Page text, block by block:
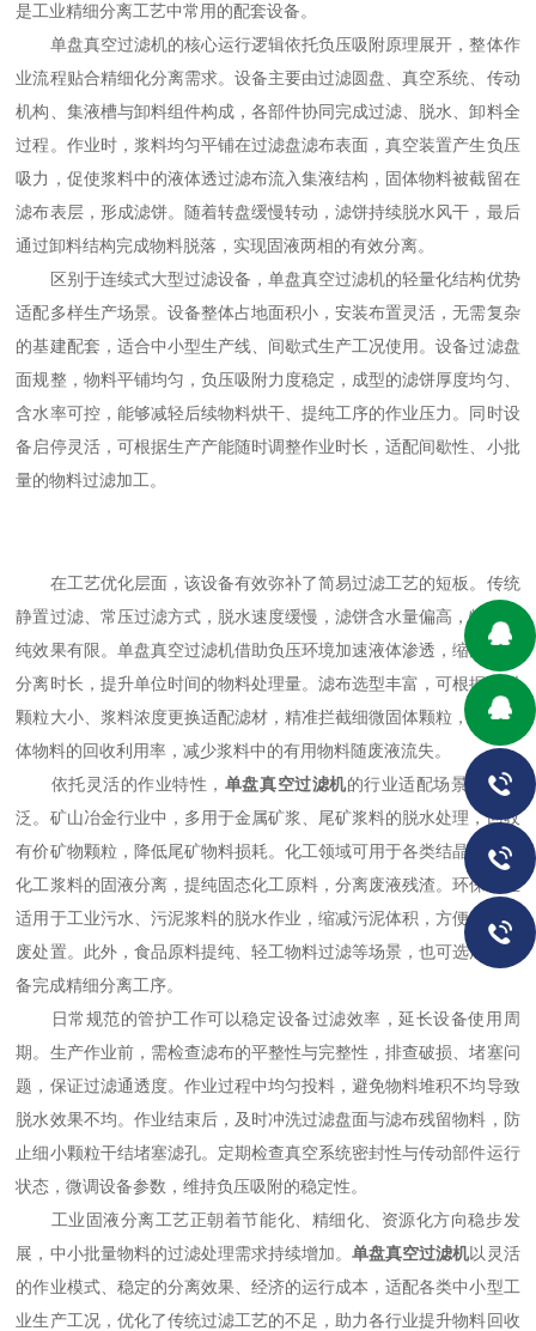
是工业精细分离工艺中常用的配套设备。
单盘真空过滤机的核心运行逻辑依托负压吸附原理展开，整体作
业流程贴合精细化分离需求。设备主要由过滤圆盘、真空系统、传动
机构、集液槽与卸料组件构成，各部件协同完成过滤、脱水、卸料全
过程。作业时，浆料均匀平铺在过滤盘滤布表面，真空装置产生负压
吸力，促使浆料中的液体透过滤布流入集液结构，固体物料被截留在
滤布表层，形成滤饼。随着转盘缓慢转动，滤饼持续脱水风干，最后
通过卸料结构完成物料脱落，实现固液两相的有效分离。
区别于连续式大型过滤设备，单盘真空过滤机的轻量化结构优势
适配多样生产场景。设备整体占地面积小，安装布置灵活，无需复杂
的基建配套，适合中小型生产线、间歇式生产工况使用。设备过滤盘
面规整，物料平铺均匀，负压吸附力度稳定，成型的滤饼厚度均匀、
含水率可控，能够减轻后续物料烘干、提纯工序的作业压力。同时设
备启停灵活，可根据生产产能随时调整作业时长，适配间歇性、小批
量的物料过滤加工。
在工艺优化层面，该设备有效弥补了简易过滤工艺的短板。传统
静置过滤、常压过滤方式，脱水速度缓慢，滤饼含水量偏高，物料提
纯效果有限。单盘真空过滤机借助负压环境加速液体渗透，缩短固液
分离时长，提升单位时间的物料处理量。滤布选型丰富，可根据物料
颗粒大小、浆料浓度更换适配滤材，精准拦截细微固体颗粒，提升固
体物料的回收利用率，减少浆料中的有用物料随废液流失。
依托灵活的作业特性， 单盘真空过滤机的行业适配场景十分广
泛。矿山冶金行业中，多用于金属矿浆、尾矿浆料的脱水处理，回收
有价矿物颗粒，降低尾矿物料损耗。化工领域可用于各类结晶物料、
化工浆料的固液分离，提纯固态化工原料，分离废液残渣。环保行业
适用于工业污水、污泥浆料的脱水作业，缩减污泥体积，方便后续固
废处置。此外，食品原料提纯、轻工物料过滤等场景，也可选用该设
备完成精细分离工序。
日常规范的管护工作可以稳定设备过滤效率，延长设备使用周
期。生产作业前，需检查滤布的平整性与完整性，排查破损、堵塞问
题，保证过滤通透度。作业过程中均匀投料，避免物料堆积不均导致
脱水效果不均。作业结束后，及时冲洗过滤盘面与滤布残留物料，防
止细小颗粒干结堵塞滤孔。定期检查真空系统密封性与传动部件运行
状态，微调设备参数，维持负压吸附的稳定性。
工业固液分离工艺正朝着节能化、精细化、资源化方向稳步发
展，中小批量物料的过滤处理需求持续增加。单盘真空过滤机以灵活
的作业模式、稳定的分离效果、经济的运行成本，适配各类中小型工
业生产工况，优化了传统过滤工艺的不足，助力各行业提升物料回收